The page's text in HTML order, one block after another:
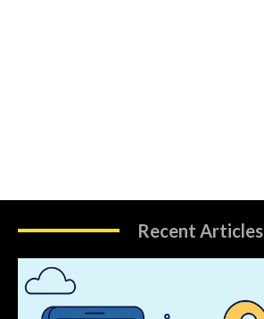
Recent Articles